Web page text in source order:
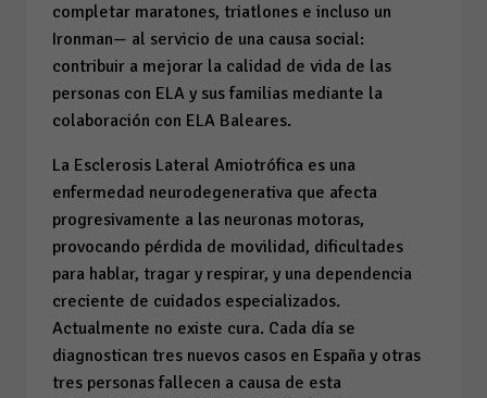
completar maratones, triatlones e incluso un
Ironman— al servicio de una causa social:
contribuir a mejorar la calidad de vida de las
personas con ELA y sus familias mediante la
colaboración con ELA Baleares.
La Esclerosis Lateral Amiotrófica es una
enfermedad neurodegenerativa que afecta
progresivamente a las neuronas motoras,
provocando pérdida de movilidad, dificultades
para hablar, tragar y respirar, y una dependencia
creciente de cuidados especializados.
Actualmente no existe cura. Cada día se
diagnostican tres nuevos casos en España y otras
tres personas fallecen a causa de esta